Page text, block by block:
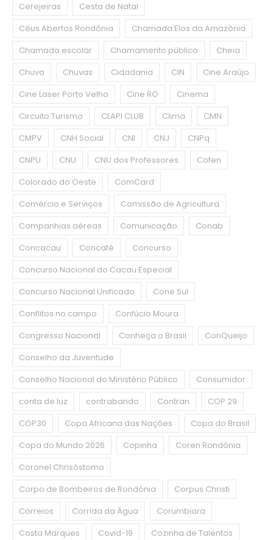
Cerejeiras
Cesta de Natal
Céus Abertos Rondônia
Chamada Elos da Amazônia
Chamada escolar
Chamamento público
Cheia
Chuva
Chuvas Cidadania CIN
Cine Araújo
Cine Laser Porto Velho
Cine RO
Cinema
Circuito Turismo
CLAPI CLUB Clima
CMN
CMPV
CNH Social CNI CNJ
CNPq
CNPU
CNU CNU dos Professores
Cofen
Colorado do Oeste
ComCard
Comércio e Serviços
Comissão de Agricultura
Companhias aéreas
Comunicação
Conab
Concacau
Concafé
Concurso
Concurso Nacional do Cacau Especial
Concurso Nacional Unificado
Cone Sul
Conflitos no campo
Confúcio Moura
Congresso Nacional
Conheça o Brasil
ConQueijo
Conselho da Juventude
Conselho Nacional do Ministério Público
Consumidor
conta de luz
contrabando Contran
COP 29
COP30
Copa Africana das Nações
Copa do Brasil
Copa do Mundo 2026
Copinha
Coren Rondônia
Coronel Chrisóstomo
Corpo de Bombeiros de Rondônia
Corpus Christi
Correios
Corrida da Água
Corumbiara
Costa Marques
Covid-19
Cozinha de Talentos